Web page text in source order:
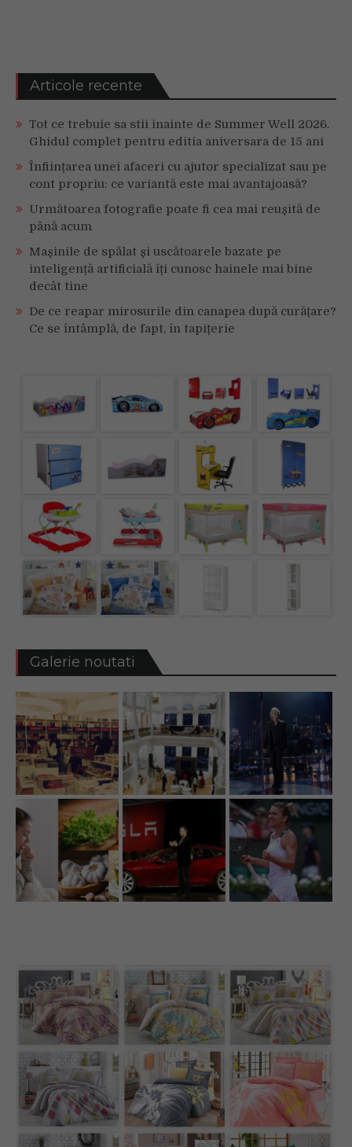
Articole recente
Tot ce trebuie sa stii inainte de Summer Well 2026.
Ghidul complet pentru editia aniversara de 15 ani
Înființarea unei afaceri cu ajutor specializat sau pe
cont propriu: ce variantă este mai avantajoasă?
Următoarea fotografie poate fi cea mai reușită de
până acum
Mașinile de spălat și uscătoarele bazate pe
inteligență artificială îți cunosc hainele mai bine
decât tine
De ce reapar mirosurile din canapea după curățare?
Ce se întâmplă, de fapt, în tapițerie
Galerie noutati